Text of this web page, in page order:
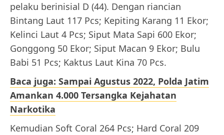
pelaku berinisial D (44). Dengan riancian
Bintang Laut 117 Pcs; Kepiting Karang 11 Ekor;
Kelinci Laut 4 Pcs; Siput Mata Sapi 600 Ekor;
Gonggong 50 Ekor; Siput Macan 9 Ekor; Bulu
Babi 51 Pcs; Kaktus Laut Kina 70 Pcs.
Baca juga: Sampai Agustus 2022, Polda Jatim
Amankan 4.000 Tersangka Kejahatan
Narkotika
Kemudian Soft Coral 264 Pcs; Hard Coral 209